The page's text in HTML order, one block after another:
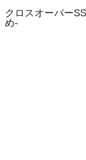
クロスオーバー
め-